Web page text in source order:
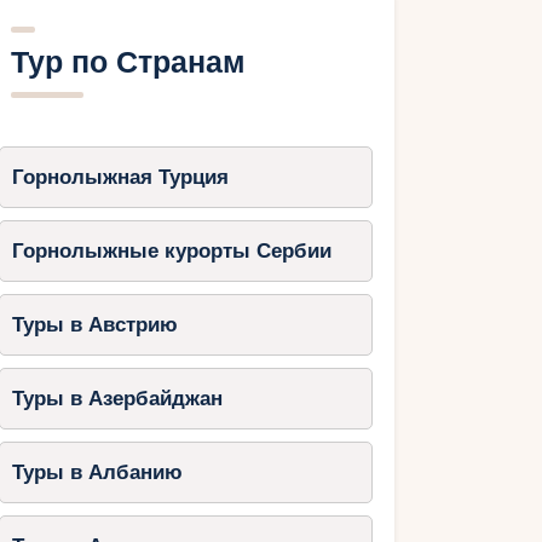
Тур по Странам
Горнолыжная Турция
Горнолыжные курорты Сербии
Туры в Австрию
Туры в Азербайджан
Туры в Албанию